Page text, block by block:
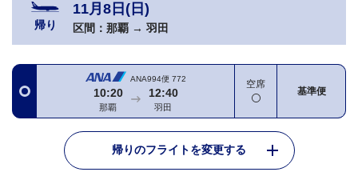
帰り
11月8日(日)
区間： 那覇 → 羽田
ANA994便 772
10:20
那覇
12:40
羽田
空席
基準便
帰りのフライトを変更する